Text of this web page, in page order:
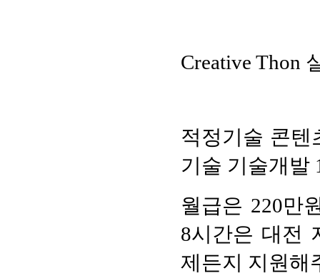
Creative Thon
적정기술 콘텐
기술 기술개발
월급은 220만
8시간은 대전
제든지 지원해